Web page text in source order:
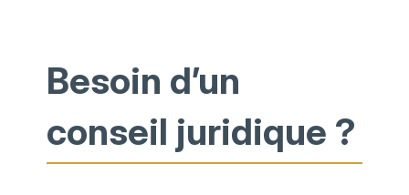
Besoin d’un
conseil juridique ?